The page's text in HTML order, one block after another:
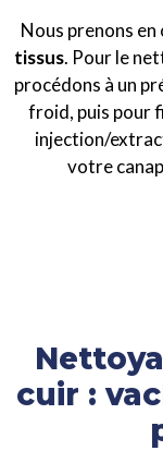
Nous prenons en
tissus. Pour le
procédons à un
froid, puis pour
injection/
votre
cuir :